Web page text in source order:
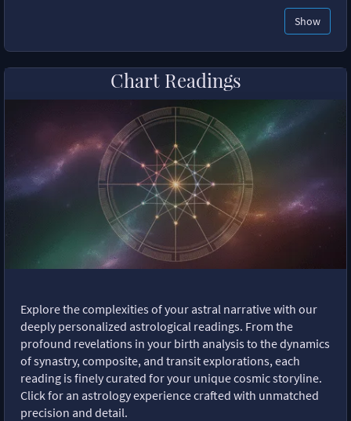
Show
Chart Readings
Explore the complexities of your astral narrative with our
deeply personalized astrological readings. From the
profound revelations in your birth analysis to the dynamics
of synastry, composite, and transit explorations, each
reading is finely curated for your unique cosmic storyline.
Click for an astrology experience crafted with unmatched
precision and detail.